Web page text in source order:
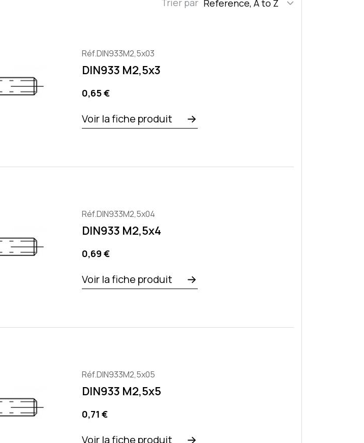
Trier par Reference, A to Z
Réf.DIN933M2,5x03
DIN933 M2,5x3
Preis
0,65 €
Voir la fiche produit
Réf.DIN933M2,5x04
DIN933 M2,5x4
Preis
0,69 €
Voir la fiche produit
Réf.DIN933M2,5x05
DIN933 M2,5x5
Preis
0,71 €
Voir la fiche produit